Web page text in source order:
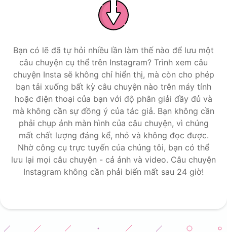
Bạn có lẽ đã tự hỏi nhiều lần làm thế nào để lưu một
câu chuyện cụ thể trên Instagram? Trình xem câu
chuyện Insta sẽ không chỉ hiển thị, mà còn cho phép
bạn tải xuống bất kỳ câu chuyện nào trên máy tính
hoặc điện thoại của bạn với độ phân giải đầy đủ và
mà không cần sự đồng ý của tác giả. Bạn không cần
phải chụp ảnh màn hình của câu chuyện, vì chúng
mất chất lượng đáng kể, nhỏ và không đọc được.
Nhờ công cụ trực tuyến của chúng tôi, bạn có thể
lưu lại mọi câu chuyện - cả ảnh và video. Câu chuyện
Instagram không cần phải biến mất sau 24 giờ!